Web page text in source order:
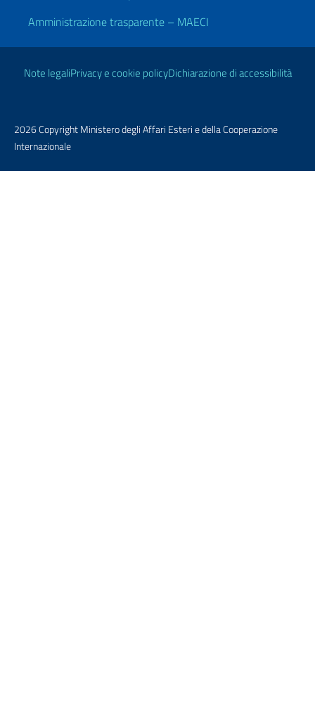
Amministrazione trasparente – MAECI
Link Utili
Note legaliPrivacy e cookie policyDichiarazione di accessibilità
2026 Copyright Ministero degli Affari Esteri e della Cooperazione
Internazionale